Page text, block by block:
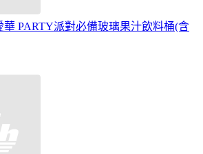
華 PARTY派對必備玻璃果汁飲料桶(含